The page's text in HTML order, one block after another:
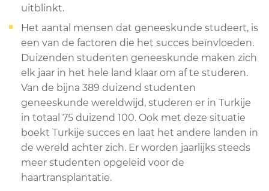
uitblinkt.
Het aantal mensen dat geneeskunde studeert, is
een van de factoren die het succes beïnvloeden.
Duizenden studenten geneeskunde maken zich
elk jaar in het hele land klaar om af te studeren.
Van de bijna 389 duizend studenten
geneeskunde wereldwijd, studeren er in Turkije
in totaal 75 duizend 100. Ook met deze situatie
boekt Turkije succes en laat het andere landen in
de wereld achter zich. Er worden jaarlijks steeds
meer studenten opgeleid voor de
haartransplantatie.